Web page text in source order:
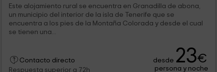
Este alojamiento rural se encuentra en Granadilla de abona,
un municipio del interior de la isla de Tenerife que se
encuentra a los pies de la Montaña Colorada y desde el cual
se tienen una...
Contacto directo
Respuesta superior a 72h
desde 23€
persona y noche